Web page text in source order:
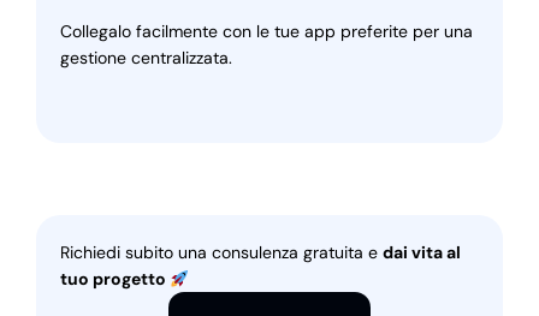
Collegalo facilmente con le tue app preferite per una
gestione centralizzata.
Richiedi subito una consulenza gratuita e dai vita al
tuo progetto